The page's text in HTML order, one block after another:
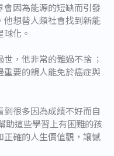
因為能源的短缺而引發
他想替人類社會找到新能
化。
，他非常的難過不捨 ；
要的親人能免於癌症與
很多因為成績不好而自
助這些學習上有困難的孩
確的人生價值觀，讓憾